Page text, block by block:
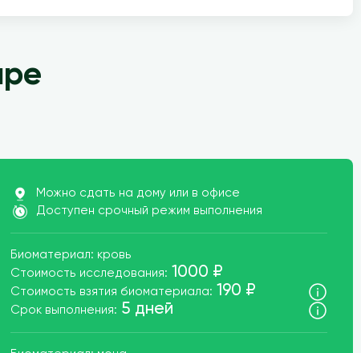
Можно сдать на дому или в офисе
Доступен срочный режим выполнения
Биоматериал: кровь
Стоимость исследования: 1000 ₽
Стоимость взятия биоматериала: 190 ₽
Срок выполнения: 5 дней